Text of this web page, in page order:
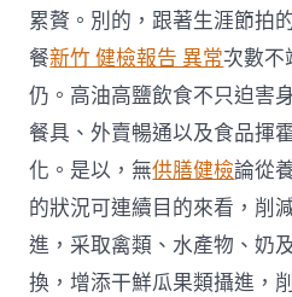
累贅。別的，跟著生涯節拍
餐新竹 健檢報告 異常次數不
仍。高油高鹽飲食不只迫害
餐具、外賣暢通以及食品揮
化。是以，無供膳健檢論從
的狀況可連續目的來看，削
進，采取禽類、水產物、奶
換，增添干鮮瓜果類攝進，